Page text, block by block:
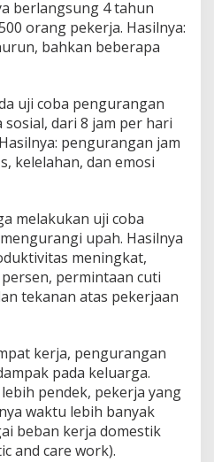
berlangsung 4 tahun
orang pekerja. Hasilnya:
bahkan beberapa
uji coba pengurangan
dari 8 jam per hari
pengurangan jam
kelelahan, dan emosi
melakukan uji coba
upah. Hasilnya
meningkat,
permintaan cuti
tekanan atas pekerjaan
kerja, pengurangan
pada keluarga.
pendek, pekerja yang
waktu lebih banyak
beban kerja domestik
and care work).